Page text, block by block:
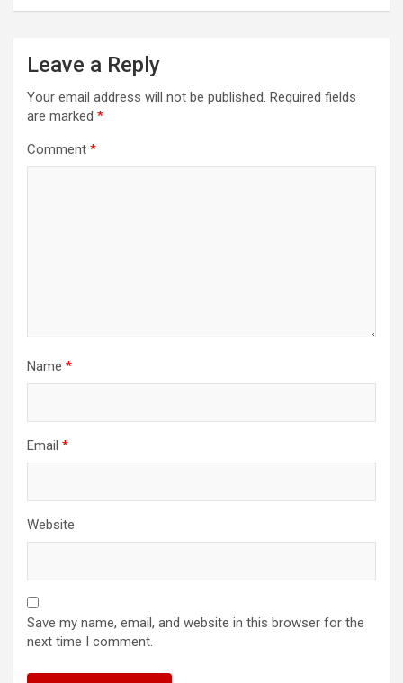
Leave a Reply
Your email address will not be published. Required fields
are marked *
Comment *
Name *
Email *
Website
Save my name, email, and website in this browser for the
next time I comment.